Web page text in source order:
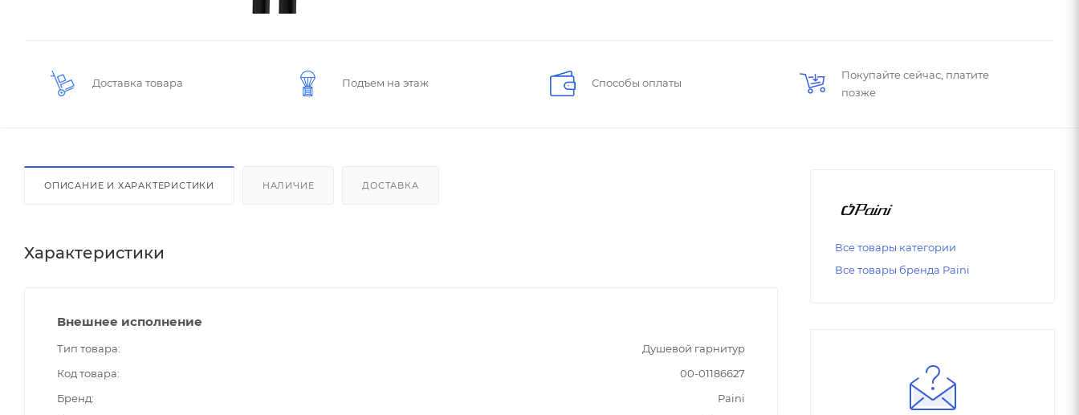
Доставка товара Подъем на этаж Способы оплаты
Покупайте сейчас, платите
позже
ОПИСАНИЕ И ХАРАКТЕРИСТИКИ НАЛИЧИЕ ДОСТАВКА
Характеристики
Внешнее исполнение
Тип товара
Душевой гарнитур
Код товара
00-01186627
Бренд
Paini
Все товары категории
Все товары бренда Paini